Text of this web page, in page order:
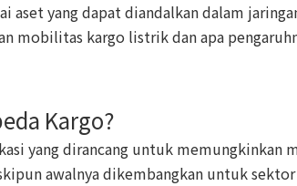
aset yang dapat diandalkan dalam
mobilitas kargo listrik dan apa
Kargo?
yang dirancang untuk
awalnya dikembangkan untuk